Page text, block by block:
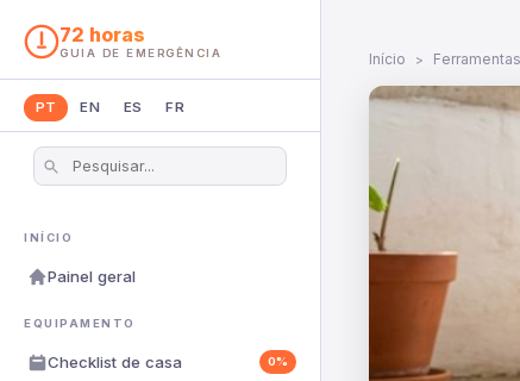
72 horas
GUIA DE EMERGÊNCIA
PT EN ES FR
INÍCIO
Painel geral
EQUIPAMENTO
Checklist de casa 0%
Início Ferramentas